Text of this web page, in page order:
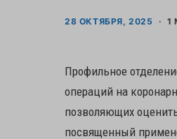
28 ОКТЯБРЯ, 2025 1
Профильное
операций на
позволяющих
посвященный